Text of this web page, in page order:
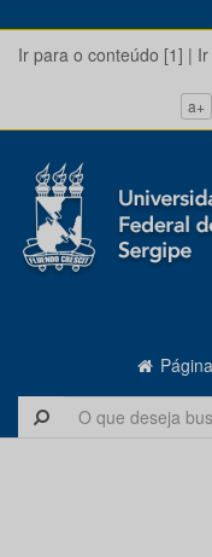
Ir para o conteúdo [1] |
a+